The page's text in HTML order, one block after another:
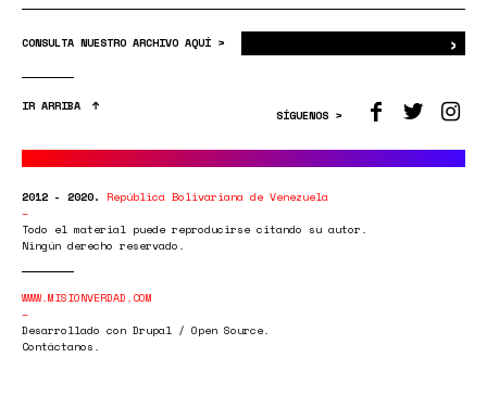
CONSULTA NUESTRO ARCHIVO AQUÍ > ›
IR ARRIBA
SÍGUENOS >
2012 - 2020. República Bolivariana de Venezuela
Todo el material puede reproducirse citando su autor.
Ningún derecho reservado.
WWW.MISIONVERDAD.COM
Desarrollado con Drupal / Open Source.
Contáctanos.